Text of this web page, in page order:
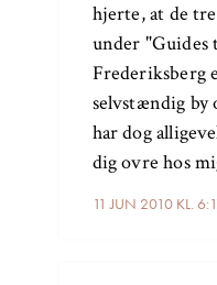
11 JUN 2010 KL.
hjerte, at de
under "Guides
Frederiksberg
selvstændig by
har dog
dig ovre hos